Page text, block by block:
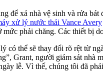
để xả nhà vệ sinh và rửa
xử lý nước thải Vance Avery
phải chăng. Các thiết bị
thể sẽ thay đổi rõ rệt từ
Grant, người giám sát
lễ. Vì thế, chúng tôi đã